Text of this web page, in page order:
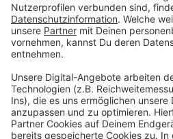
einzubetten. Dieser
Daten zu Ihren
sammeln. Bitte
Nutzung des Service
Video
Mehr
Herbert Grönemeyer - Deine